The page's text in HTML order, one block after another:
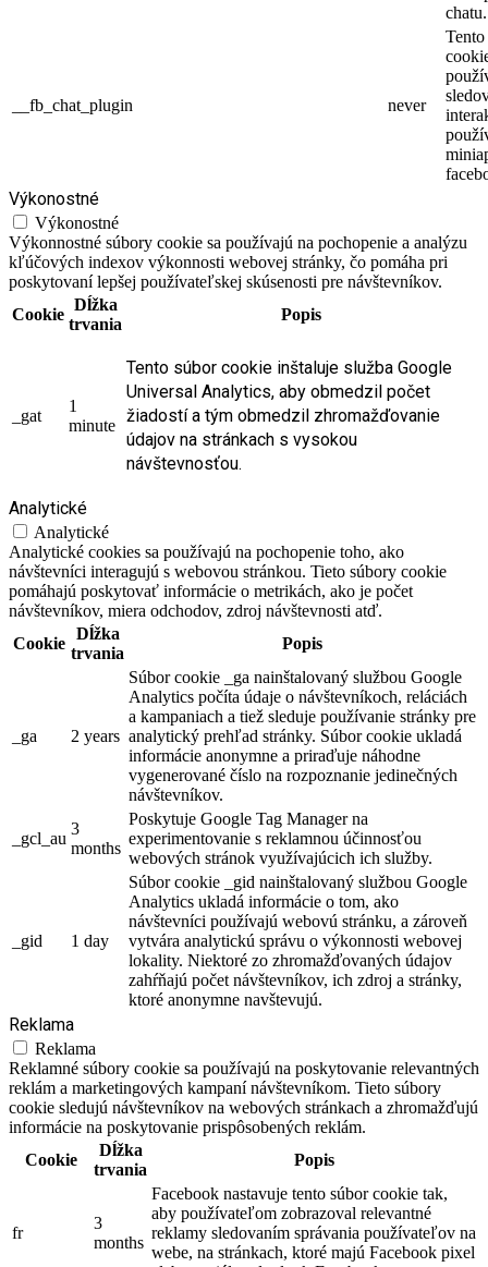
chatu.
__fb_chat_plugin never
Výkonostné
Výkonostné
Výkonnostné súbory cookie sa používajú na pochopenie a analýzu
kľúčových indexov výkonnosti webovej stránky, čo pomáha pri
poskytovaní lepšej používateľskej skúsenosti pre návštevníkov.
Cookie
Dĺžka
trvania
Popis
_gat
1
minute
Tento súbor cookie inštaluje služba Google
Universal Analytics, aby obmedzil počet
žiadostí a tým obmedzil zhromažďovanie
údajov na stránkach s vysokou
návštevnosťou.
Analytické
Analytické
Analytické cookies sa používajú na pochopenie toho, ako
návštevníci interagujú s webovou stránkou. Tieto súbory cookie
pomáhajú poskytovať informácie o metrikách, ako je počet
návštevníkov, miera odchodov, zdroj návštevnosti atď.
Cookie
Dĺžka
trvania
Popis
_ga 2 years
Súbor cookie _ga nainštalovaný službou Google
Analytics počíta údaje o návštevníkoch, reláciách
a kampaniach a tiež sleduje používanie stránky pre
analytický prehľad stránky. Súbor cookie ukladá
informácie anonymne a priraďuje náhodne
vygenerované číslo na rozpoznanie jedinečných
návštevníkov.
_gcl_au
3
months
Poskytuje Google Tag Manager na
experimentovanie s reklamnou účinnosťou
webových stránok využívajúcich ich služby.
_gid 1 day
Súbor cookie _gid nainštalovaný službou Google
Analytics ukladá informácie o tom, ako
návštevníci používajú webovú stránku, a zároveň
vytvára analytickú správu o výkonnosti webovej
lokality. Niektoré zo zhromažďovaných údajov
zahŕňajú počet návštevníkov, ich zdroj a stránky,
ktoré anonymne navštevujú.
Reklama
Reklama
Reklamné súbory cookie sa používajú na poskytovanie relevantných
reklám a marketingových kampaní návštevníkom. Tieto súbory
cookie sledujú návštevníkov na webových stránkach a zhromažďujú
informácie na poskytovanie prispôsobených reklám.
Cookie
Dĺžka
trvania
Popis
fr
3
months
Facebook nastavuje tento súbor cookie tak,
aby používateľom zobrazoval relevantné
reklamy sledovaním správania používateľov na
webe, na stránkach, ktoré majú Facebook pixel